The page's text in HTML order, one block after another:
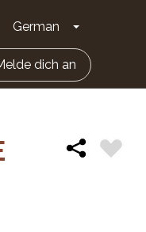
German Dropdown-
dich an